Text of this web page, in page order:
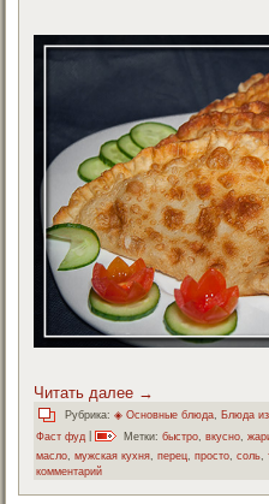
Читать далее →
Рубрика: ◈ Основные блюда Блюда
Фаст фуд
Метки: быстро ,вкусно ,
масло,мужская кухня,перец,просто,соль,
комментарий